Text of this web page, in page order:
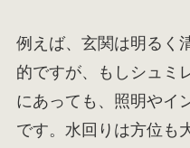
例えば、玄関は明るく
的ですが、もしシュミ
にあっても、照明やイ
です。水回りは方位も